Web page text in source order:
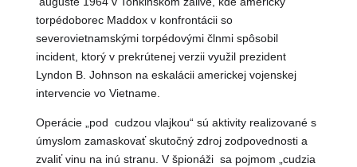
torpédoborec Maddox v konfrontácii so
severovietnamskými torpédovými člnmi spôsobil
incident, ktorý v prekrútenej verzii využil prezident
Lyndon B. Johnson na eskalácii americkej vojenskej
intervencie vo Vietname.
Operácie „pod cudzou vlajkou“ sú aktivity realizované s
úmyslom zamaskovať skutočný zdroj zodpovednosti a
zvaliť vinu na inú stranu. V špionáži sa pojmom „cudzia